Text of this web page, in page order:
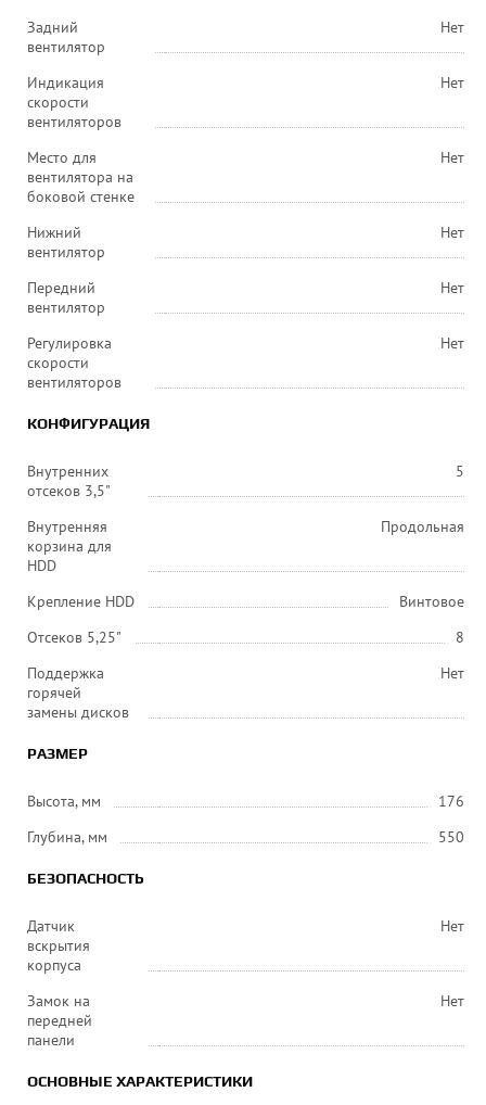
Задний
вентилятор
Нет
Индикация
скорости
вентиляторов
Нет
Место для
вентилятора на
боковой стенке
Нет
Нижний
вентилятор
Нет
Передний
вентилятор
Нет
Регулировка
скорости
вентиляторов
Нет
КОНФИГУРАЦИЯ
Внутренних
отсеков 3,5"
5
Внутренняя
корзина для
HDD
Продольная
Крепление HDD
Винтовое
Отсеков 5,25"
8
Поддержка
горячей
замены дисков
Нет
РАЗМЕР
Высота, мм
176
Глубина, мм
550
БЕЗОПАСНОСТЬ
Датчик
вскрытия
корпуса
Нет
Замок на
передней
панели
Нет
ОСНОВНЫЕ ХАРАКТЕРИСТИКИ